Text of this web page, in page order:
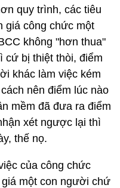
quy trình, các tiêu
giá công chức một
không "hơn thua"
cứ bị thiệt thòi, điểm
khác làm việc kém
nên điểm lúc nào
mềm đã đưa ra điểm
xét ngược lại thì
thế nọ.
của công chức
một con người chứ